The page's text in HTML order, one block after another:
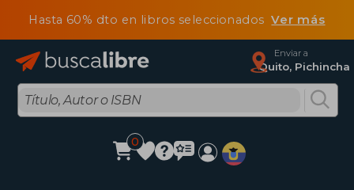
Hasta 60% dto en libros seleccionadosVer más
Enviar a
Quito, Pichincha
0